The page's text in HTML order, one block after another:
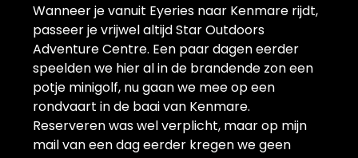
Wanneer je vanuit Eyeries naar Kenmare rijdt,
passeer je vrijwel altijd Star Outdoors
Adventure Centre. Een paar dagen eerder
speelden we hier al in de brandende zon een
potje minigolf, nu gaan we mee op een
rondvaart in de baai van Kenmare.
Reserveren was wel verplicht, maar op mijn
mail van een dag eerder kregen we geen